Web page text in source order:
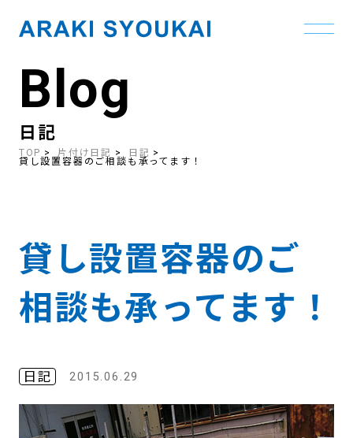
contentBlog
日記
TOP 片付け日記 日記
貸し設置容器のご相談も承ってます！
貸し設置容器のご
相談も承ってます！
日記 2015.06.29